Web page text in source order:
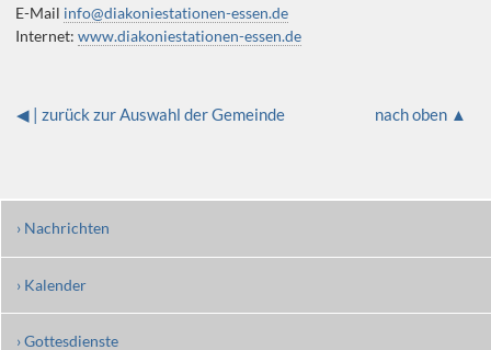
E-Mail info@diakoniestationen-essen.de
Internet:www.diakoniestationen-essen.de
◀ | zurück zur Auswahl der Gemeinde nach oben ▲
› Nachrichten
› Kalender
› Gottesdienste